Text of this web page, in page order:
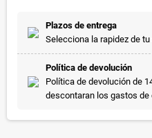
Plazos de entrega
Selecciona la rapidez de
Política de devolución
Política de devolución de
descontaran los gastos de